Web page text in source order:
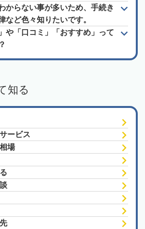
からない事が多いため、手続き
など色々知りたいです。
や「口コミ」「おすすめ」って
知る
ービス
場